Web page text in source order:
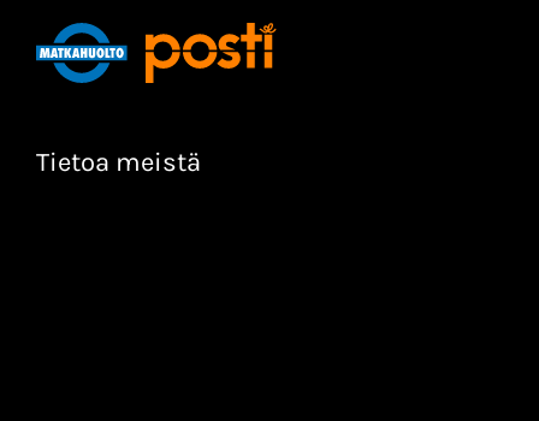
Tietoa meistä